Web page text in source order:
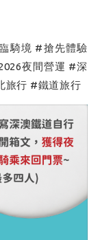
騎境 #搶先體驗
夜間營運 #深
旅行 #鐵道旅行